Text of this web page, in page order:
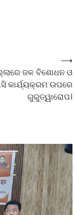
ଜଳ ବିଶୋଧନ ଓ
କାର୍ଯ୍ୟକ୍ରମ ଉପରେ
ଗୁରୁତ୍ୱାରୋପ।
⟶